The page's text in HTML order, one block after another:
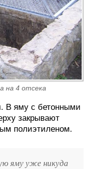
на 4 отсека
В яму с бетонными
закрывают
полиэтиленом.
яму уже никуда